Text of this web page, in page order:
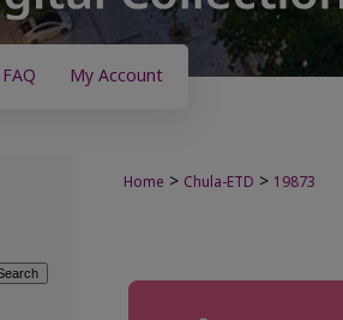
FAQ My Account
Home > Chula-ETD > 19873